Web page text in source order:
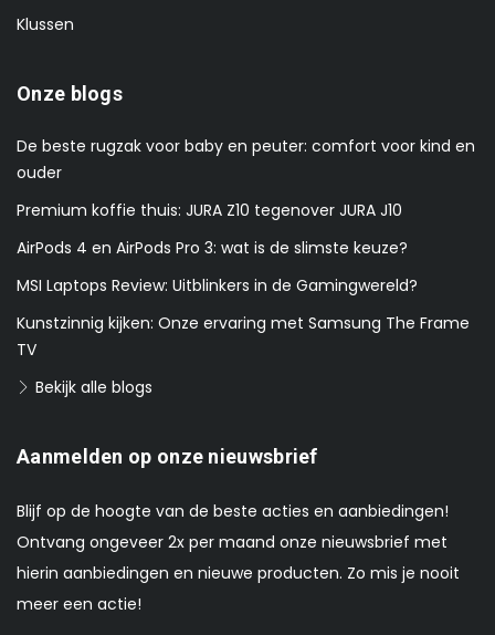
Klussen
Onze blogs
De beste rugzak voor baby en peuter: comfort voor kind en
ouder
Premium koffie thuis: JURA Z10 tegenover JURA J10
AirPods 4 en AirPods Pro 3: wat is de slimste keuze?
MSI Laptops Review: Uitblinkers in de Gamingwereld?
Kunstzinnig kijken: Onze ervaring met Samsung The Frame
TV
Bekijk alle blogs
Aanmelden op onze nieuwsbrief
Blijf op de hoogte van de beste acties en aanbiedingen!
Ontvang ongeveer 2x per maand onze nieuwsbrief met
hierin aanbiedingen en nieuwe producten. Zo mis je nooit
meer een actie!